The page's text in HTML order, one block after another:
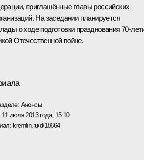
приглашённые главы российских
На заседании планируется
о ходе подготовки празднования 70-
Отечественной войне.
Анонсы
11 июля 2013 года, 15:10
kremlin.ru/d/18664